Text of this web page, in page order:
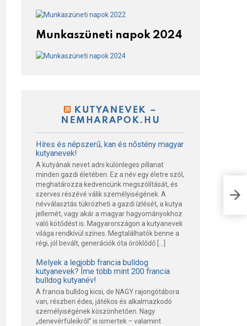
Mi
Munkaszüneti napok 2024
KUTYANEVEK –
NEMHARAPOK.HU
Híres és népszerű, kan és nőstény magyar
kutyanevek!
A kutyának nevet adni különleges pillanat
minden gazdi életében. Ez a név egy életre szól,
meghatározza kedvencünk megszólítását, és
szerves részévé válik személyiségének. A
névválasztás tükrözheti a gazdi ízlését, a kutya
jellemét, vagy akár a magyar hagyományokhoz
való kötődést is. Magyarországon a kutyanevek
világa rendkívül színes. Megtalálhatók benne a
régi, jól bevált, generációk óta öröklődő […]
Melyek a legjobb francia bulldog
kutyanevek? Íme több mint 200 francia
bulldog kutyanév!
A francia bulldog kicsi, de NAGY rajongótábora
van, részben édes, játékos és alkalmazkodó
személyiségének köszönhetően. Nagy
„denevérfüleikről” is ismertek – valamint